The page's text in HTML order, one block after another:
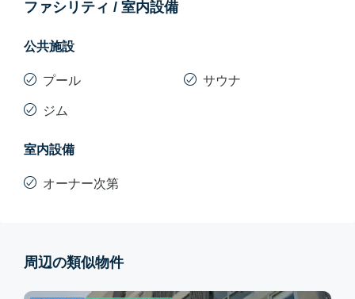
Lobby Lounge ロビー・ラウンジ
Business Lounge ビジネスラウンジ
Tea Room ティールーム
Driver’s Lounge ドライバーの待機所
Outdoor Swimming Pool 屋外スイミングプール
Fitness Studio フィットネス・スタジオ
Stream Room スチームサウナ
ファシリティ / 室内設備
公共施設
プール
ジム
サウナ
室内設備
オーナー次第
周辺の類似物件